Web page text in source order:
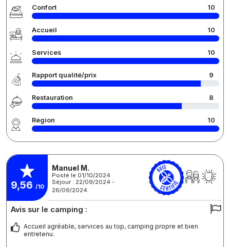
Confort 10
Accueil 10
Services 10
Rapport qualité/prix 9
Restauration 8
Région 10
9,56 /10
Manuel M.
Posté le 01/10/2024
Séjour : 22/09/2024 -
26/09/2024
Avis sur le camping :
Accueil agréable, services au top, camping propre et bien
entretenu.